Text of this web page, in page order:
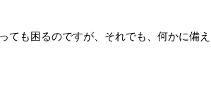
ても困るのですが、それでも、何かに備え